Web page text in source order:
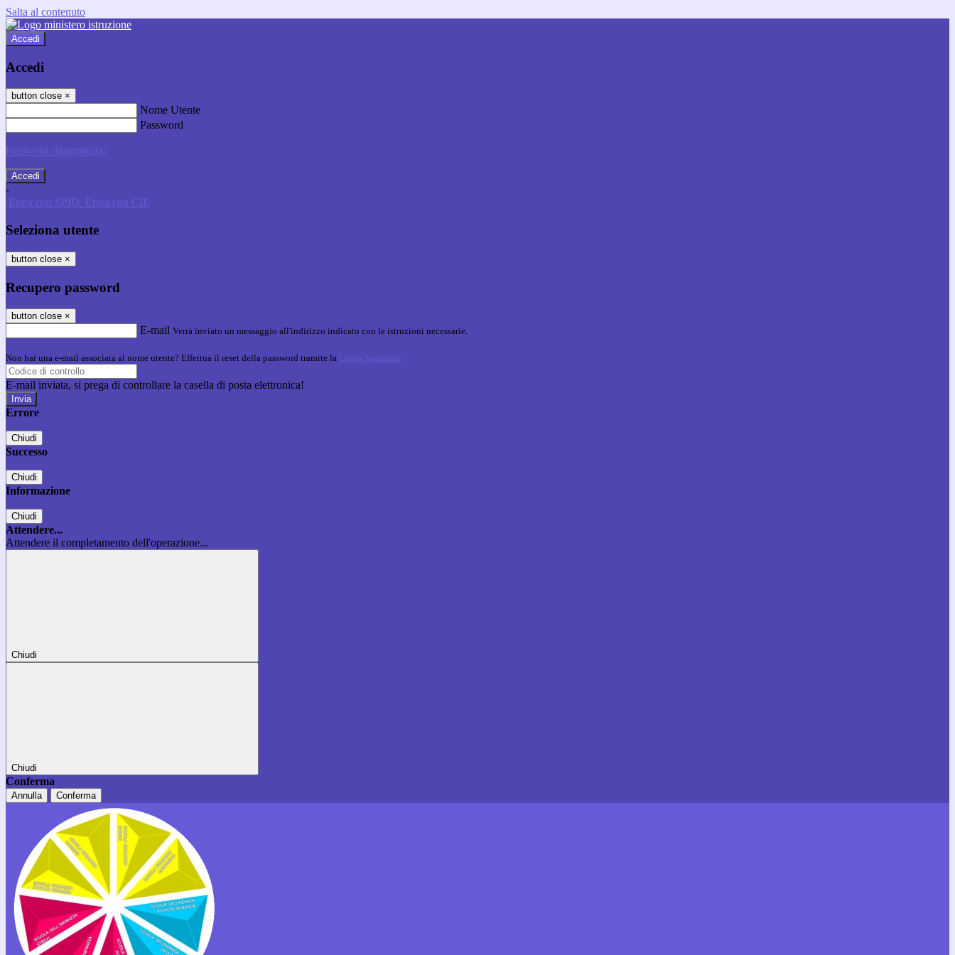
Salta al contenuto
Accedi
Accedi
button close ×
Nome Utente
Password
Password dimenticata?
-
Entra con SPID Entra con CIE
Seleziona utente
button close ×
Recupero password
button close ×
E-mail Verrà inviato un messaggio all'indirizzo indicato con le istruzioni necessarie.
Non hai una e-mail associata al nome utente? Effettua il reset della password tramite la Login Spaggiari
E-mail inviata, si prega di controllare la casella di posta elettronica!
Errore
Chiudi
Successo
Chiudi
Informazione
Chiudi
Attendere...
Attendere il completamento dell'operazione...
Chiudi
Chiudi
Conferma
Annulla Conferma